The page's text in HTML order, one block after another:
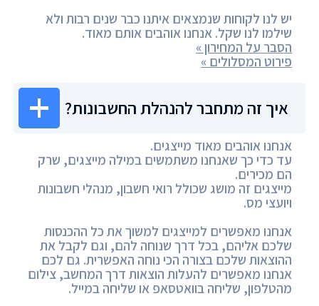
יש לנו לקוחות שנמצאים איתנו כבר שנים רבות ולא
שילמו לנו שקל. אנחנו אוהבים אותם מאוד.
הסבר על המחירון »
פירוט המסלולים »
איך זה מתחבר להנהלת החשבונות?
אנחנו אוהבים מאוד מייצגים.
עד כדי כך שאנחנו משתמשים במילה מייצגים, שרק
הם מכירים.
מייצגים זה מושג שכולל רואי חשבון, מנהלי חשבונות
ויועצי מס.
אנחנו מאפשרים למייצגים למשוך את כל ההכנסות
שלכם אליהם, בכל דרך שנוחה להם, וגם לקבל את
ההוצאות שלכם בצורה הכי נוחה האפשרית. גם לכם
אנחנו מאפשרים להעלות הוצאות דרך המחשב, צילום
מהטלפון, שליחה בוואטסאפ או שליחה במייל.